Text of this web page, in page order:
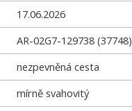
17.06.2026
AR-02G7-129738 (37748)
nezpevněná cesta
mírně svahovitý